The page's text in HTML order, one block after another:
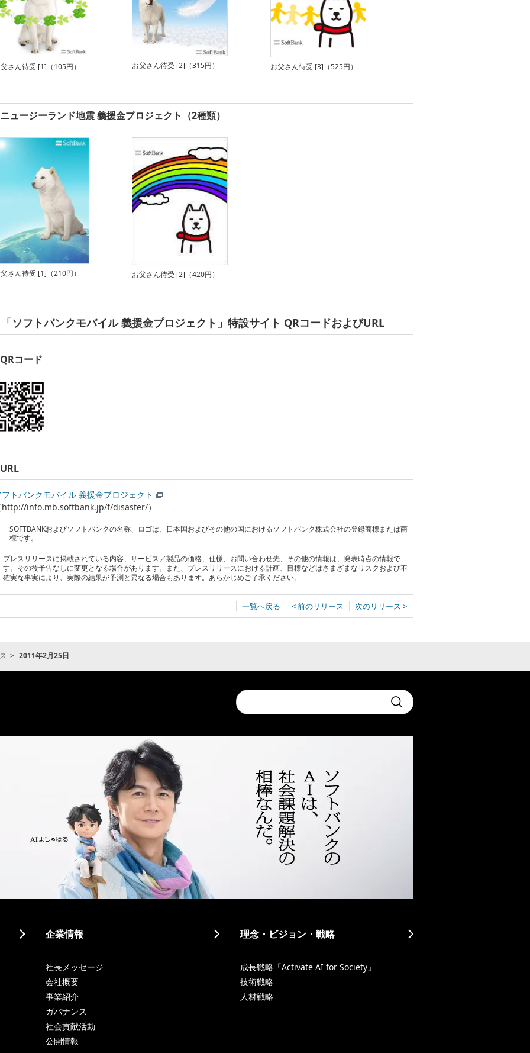
さん待受 [1]（105円） お父さん待受 [2]（315円） お父さん待受 [3]（525円）
ニュージーランド地震 義援金プロジェクト（2種類）
さん待受 [1]（210円） お父さん待受 [2]（420円）
「ソフトバンクモバイル 義援金プロジェクト」特設サイト QRコードおよびURL
QRコード
URL
トバンクモバイル 義援金プロジェクト
http://info.mb.softbank.jp/f/disaster/）
SOFTBANKおよびソフトバンクの名称、ロゴは、日本国およびその他の国におけるソフトバンク株式会社の登録商標または商
標です。
プレスリリースに掲載されている内容、サービス／製品の価格、仕様、お問い合わせ先、その他の情報は、発表時点の情報で
す。その後予告なしに変更となる場合があります。また、プレスリリースにおける計画、目標などはさまざまなリスクおよび不
確実な事実により、実際の結果が予測と異なる場合もあります。あらかじめご了承ください。
一覧へ戻る < 前のリリース 次のリリース >
2011年2月25日
Conduct
a
search
Submit
企業情報
社長メッセージ
会社概要
事業紹介
ガバナンス
社会貢献活動
公開情報
理念・ビジョン・戦略
成長戦略「Activate AI for Society」
技術戦略
人材戦略